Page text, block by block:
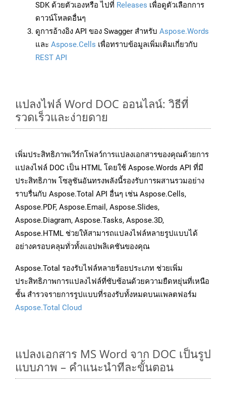
SDK ด้วยตัวเองหรือ ไปที่ Releases เพื่อดูตัวเลือกการ
ดาวน์โหลดอื่นๆ
ดูการอ้างอิง API ของ Swagger สำหรับ Aspose.Words
และ Aspose.Cells เพื่อทราบข้อมูลเพิ่มเติมเกี่ยวกับ
REST API
แปลงไฟล์ Word DOC ออนไลน์: วิธีที่
รวดเร็วและง่ายดาย
เพิ่มประสิทธิภาพเวิร์กโฟลว์การแปลงเอกสารของคุณด้วยการ
แปลงไฟล์ DOC เป็น HTML โดยใช้ Aspose.Words API ที่มี
ประสิทธิภาพ โซลูชันอันทรงพลังนี้รองรับการผสานรวมอย่าง
ราบรื่นกับ Aspose.Total API อื่นๆ เช่น Aspose.Cells,
Aspose.PDF, Aspose.Email, Aspose.Slides,
Aspose.Diagram, Aspose.Tasks, Aspose.3D,
Aspose.HTML ช่วยให้สามารถแปลงไฟล์หลายรูปแบบได้
อย่างครอบคลุมทั่วทั้งแอปพลิเคชันของคุณ
Aspose.Total รองรับไฟล์หลายร้อยประเภท ช่วยเพิ่ม
ประสิทธิภาพการแปลงไฟล์ที่ซับซ้อนด้วยความยืดหยุ่นที่เหนือ
ชั้น สำรวจรายการรูปแบบที่รองรับทั้งหมดบนแพลตฟอร์ม
Aspose.Total Cloud
แปลงเอกสาร MS Word จาก DOC เป็นรูป
แบบภาพ – คำแนะนำทีละขั้นตอน